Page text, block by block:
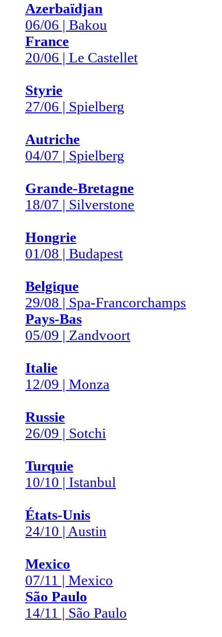
Azerbaïdjan
06/06 | Bakou
France
20/06 | Le Castellet
Styrie
27/06 | Spielberg
Autriche
04/07 | Spielberg
Grande-Bretagne
18/07 | Silverstone
Hongrie
01/08 | Budapest
Belgique
29/08 | Spa-Francorchamps
Pays-Bas
05/09 | Zandvoort
Italie
12/09 | Monza
Russie
26/09 | Sotchi
Turquie
10/10 | Istanbul
États-Unis
24/10 | Austin
Mexico
07/11 | Mexico
São Paulo
14/11 | São Paulo